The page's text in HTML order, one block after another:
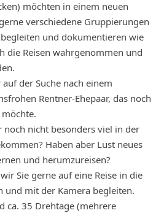
möchten in einem neuen
verschiedene Gruppierungen
und dokumentieren wie
die Reisen wahrgenommen und
der Suche nach einem
Rentner-Ehepaar, das noch
noch nicht besonders viel in der
Haben aber Lust neues
und herumzureisen?
Sie gerne auf eine Reise in die
und mit der Kamera begleiten.
ca. 35 Drehtage (mehrere